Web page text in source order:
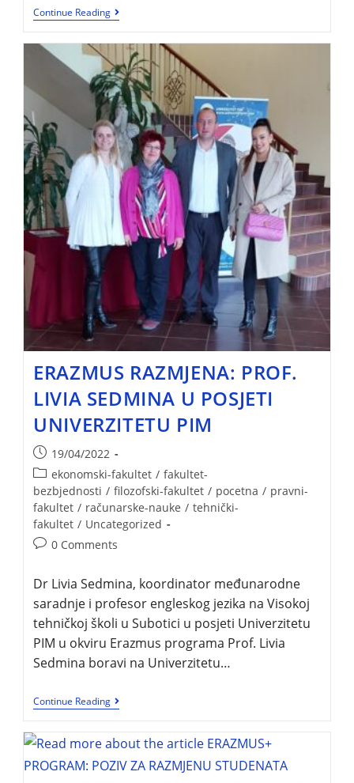
Continue Reading
ERAZMUS RAZMJENA: PROF.
LIVIA SEDMINA U POSJETI
UNIVERZITETU PIM
19/04/2022
ekonomski-fakultet / fakultet-
bezbjednosti / filozofski-fakultet / pocetna / pravni-
fakultet / računarske-nauke / tehnički-
fakultet / Uncategorized
0 Comments
Dr Livia Sedmina, koordinator međunarodne
saradnje i profesor engleskog jezika na Visokoj
tehničkoj školi u Subotici u posjeti Univerzitetu
PIM u okviru Erazmus programa Prof. Livia
Sedmina boravi na Univerzitetu…
Continue Reading